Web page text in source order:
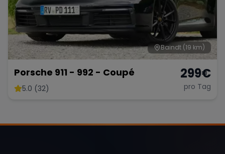
Baindt (19 km)
Porsche 911 - 992 - Coupé
5.0 (32)
299€
pro Tag